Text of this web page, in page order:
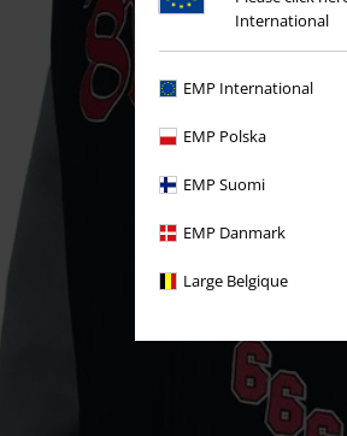
International
EMP International
EMP Polska
EMP Suomi
EMP Danmark
Large Belgique